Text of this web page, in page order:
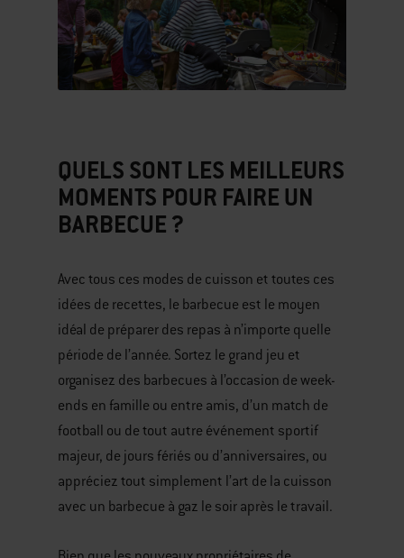
QUELS SONT LES MEILLEURS
MOMENTS POUR FAIRE UN
BARBECUE ?
Avec tous ces modes de cuisson et toutes ces
idées de recettes, le barbecue est le moyen
idéal de préparer des repas à n’importe quelle
période de l’année. Sortez le grand jeu et
organisez des barbecues à l’occasion de week-
ends en famille ou entre amis, d’un match de
football ou de tout autre événement sportif
majeur, de jours fériés ou d’anniversaires, ou
appréciez tout simplement l’art de la cuisson
avec un barbecue à gaz le soir après le travail.